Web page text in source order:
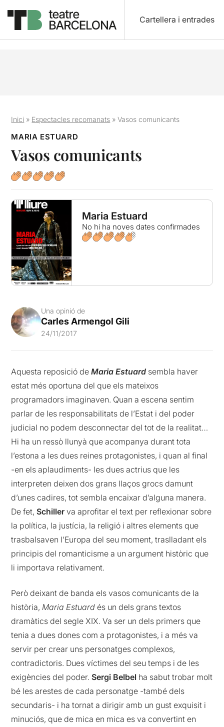
Cartellera i entrades
Inici » Espectacles recomanats »Vasos comunicants
MARIA ESTUARD
Vasos comunicants
Maria Estuard
No hi ha noves dates confirmades
Una opinió de
Carles Armengol Gili
24/11/2017
Aquesta reposició de Maria Estuard sembla haver
estat més oportuna del que els mateixos
programadors imaginaven. Quan a escena sentim
parlar de les responsabilitats de l’Estat i del poder
judicial no podem desconnectar del tot de la realitat…
Hi ha un ressò llunyà que acompanya durant tota
l’estona a les dues reines protagonistes, i quan al final
-en els aplaudiments- les dues actrius que les
interpreten deixen dos grans llaços grocs damunt
d’unes cadires, tot sembla encaixar d’alguna manera.
De fet,Schiller va aprofitar el text per reflexionar sobre
la política, la justícia, la religió i altres elements que
trasbalsaven l’Europa del seu moment, traslladant els
principis del romanticisme a un argument històric que
li importava relativament.
Però deixant de banda els vasos comunicants de la
història, Maria Estuard és un dels grans textos
dramàtics del segle XIX. Va ser un dels primers que
tenia a dues dones com a protagonistes, i a més va
servir per crear uns personatges complexos,
contradictoris. Dues víctimes del seu temps i de les
exigències del poder.Sergi Belbel ha sabut trobar molt
bé les arestes de cada personatge -també dels
secundaris- i ha tornat a dirigir amb un gust exquisit i
minuciós, que de mica en mica es va convertint en